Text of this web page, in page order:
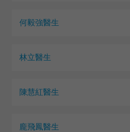
何毅強醫生
林立醫生
陳慧紅醫生
龐飛鳳醫生